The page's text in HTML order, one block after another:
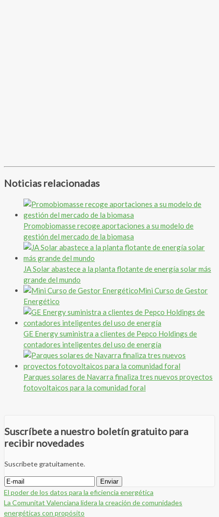
Noticias relacionadas
Promobiomasse recoge aportaciones a su modelo de
gestión del mercado de la biomasa
JA Solar abastece a la planta flotante de energía solar más
grande del mundo
Mini Curso de Gestor
Energético
GE Energy suministra a clientes de Pepco Holdings de
contadores inteligentes del uso de energía
Parques solares de Navarra finaliza tres nuevos proyectos
fotovoltaicos para la comunidad foral
Suscríbete a nuestro boletín gratuito para
recibir novedades
Suscríbete gratuitamente.
El poder de los datos para la eficiencia energética
La Comunitat Valenciana lidera la creación de comunidades
energéticas con propósito